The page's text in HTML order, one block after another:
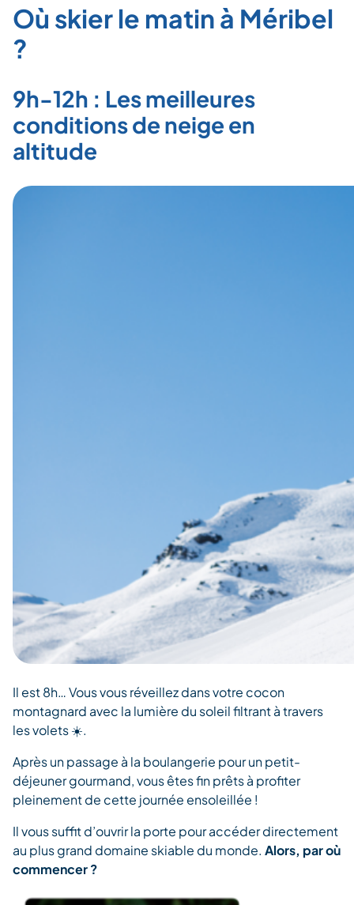
Où skier le matin à Méribel
?
9h-12h : Les meilleures
conditions de neige en
altitude
Il est 8h… Vous vous réveillez dans votre cocon
montagnard avec la lumière du soleil filtrant à travers
les volets ☀️.
Après un passage à la boulangerie pour un petit-
déjeuner gourmand, vous êtes fin prêts à profiter
pleinement de cette journée ensoleillée !
Il vous suffit d’ouvrir la porte pour accéder directement
au plus grand domaine skiable du monde. Alors, par où
commencer ?